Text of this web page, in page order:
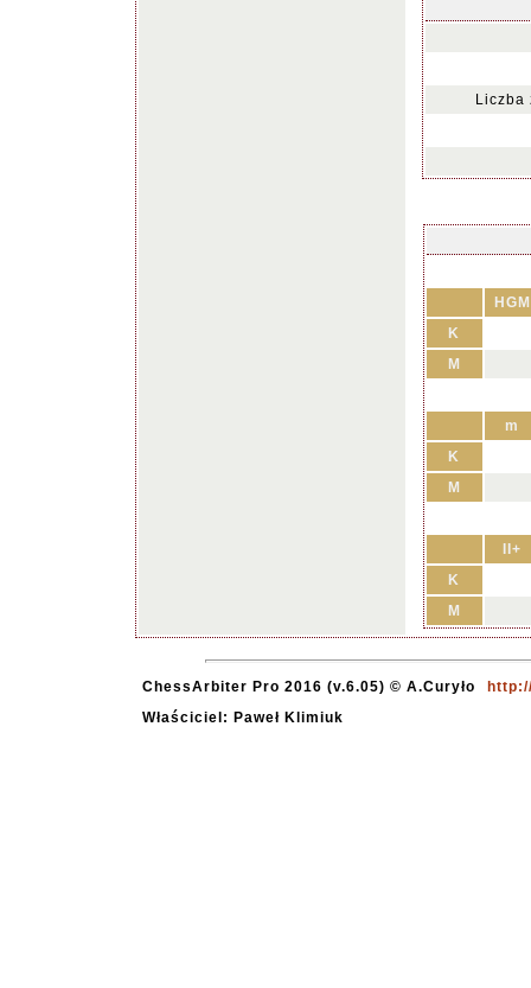
Liczba
HGM
K
M
m
K
M
II+
K
M
ChessArbiter Pro 2016 (v.6.05) © A.Curyło
Właściciel: Paweł Klimiuk